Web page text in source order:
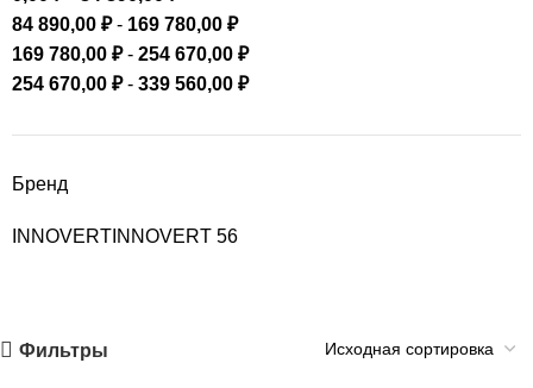
84 890,00 ₽- 169 780,00 ₽
169 780,00 ₽- 254 670,00 ₽
254 670,00 ₽- 339 560,00 ₽
Бренд
INNOVERT INNOVERT 56
Фильтры